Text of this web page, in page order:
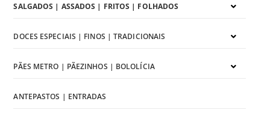
SALGADOS | ASSADOS | FRITOS | FOLHADOS
DOCES ESPECIAIS | FINOS | TRADICIONAIS
PÃES METRO | PÃEZINHOS | BOLOLÍCIA
ANTEPASTOS | ENTRADAS